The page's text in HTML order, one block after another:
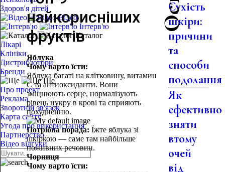
Здоров'я дітей
Відео
Інтерв'ю
Каталог
Лікарі
Клініки
Дистриб'ютори
Бренди
Ще
Про проект
Реклама
Зворотній зв'язок
Карта сайту
Угода про використання
Партнерство
Відео відгуки
найкорисніших
фруктів
Яблука
Чому варто їсти:
Яблука багаті на клітковину, витамин
C та антиоксиданти. Вони
зміцнюють серце, нормалізують
рівень цукру в крові та сприяють
похудненню.
Потрібна порада: Їжте яблука зі
шкіркою — саме там найбільше
поживних речовин.
Чорниця
Чому варто їсти:
Сухість
шкіри:
причини
та
способи
подолання
Як
ефективно
зняти
втому
очей
від